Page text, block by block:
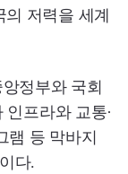
의 저력을 세계
정부와 국회
프라와 교통·
램 등 막바지
다.